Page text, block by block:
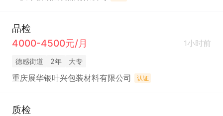
品检
4000-4500元/月
1小时前
德感街道 2年 大专
重庆展华银叶兴包装材料有限公司 认证
质检